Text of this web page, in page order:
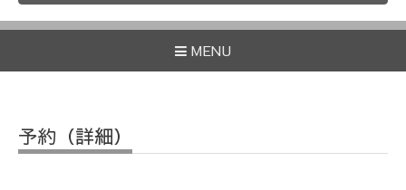
MENU
予約（詳細）